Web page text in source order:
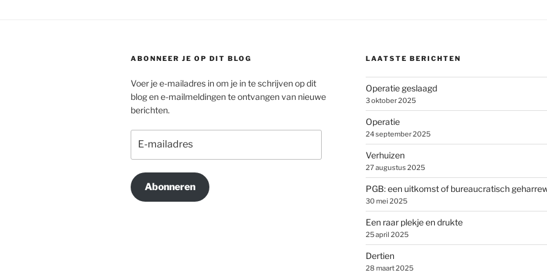
ABONNEER JE OP DIT BLOG
Voer je e-mailadres in om je in te schrijven op dit
blog en e-mailmeldingen te ontvangen van nieuwe
berichten.
mailadres
Abonneren
LAATSTE BERICHTEN
Operatie geslaagd
3 oktober 2025
Operatie
24 september 2025
Verhuizen
27 augustus 2025
PGB: een uitkomst of bureaucratisch
30 mei 2025
Een raar plekje en drukte
25 april 2025
Dertien
28 maart 2025